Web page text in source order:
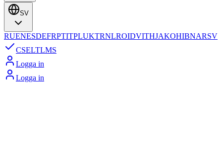
SV
RUENESDEFRPTITPLUKTRNLROIDVITHJAKOHIBNARSV
CSELTLMS
Logga in
Logga in